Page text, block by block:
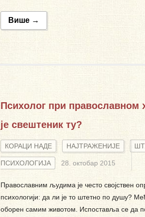
Више →
Психолог при православном
је свештеник ту?
КОРАЦИ НАДЕ НАЈТРАЖЕНИЈЕ
ПСИХОЛОГИЈА 28. октобар 2015
Православним људима је често својствен
психологији: да ли је то штетно по душу?
оборен самим животом. Испоставља се да